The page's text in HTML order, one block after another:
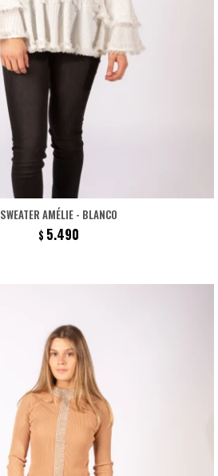
SWEATER AMÉLIE - BLANCO
$ 5.490